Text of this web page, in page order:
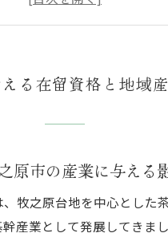
リデー経験から見た牧之原
とワーキングホリデーの違
グホリデーで在留資格が重
る在留資格と地域
原市の産業に与える
牧之原台地を中心とした
産業として発展してきま